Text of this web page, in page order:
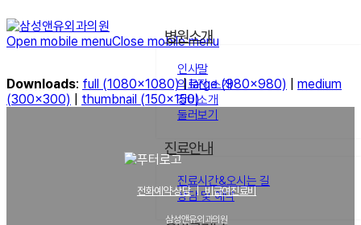
병원소개
인사말
의료진 소개
장비소개
둘러보기
진료안내
진료시간&오시는 길
상담 및 예약
Open mobile menuClose mobile menu
Downloads: full (1080x1080)|large (980x980)
medium
(300x300)
thumbnail (150x150)
전화예약·상담｜비급여진료비
삼성앤유외과의원